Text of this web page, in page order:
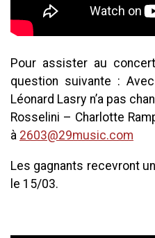
Pour assister au
question suivante :
Léonard Lasry n’a pas
Rosselini – Charlotte
à 2603@29music.com
Les gagnants recevront
le 15/03.